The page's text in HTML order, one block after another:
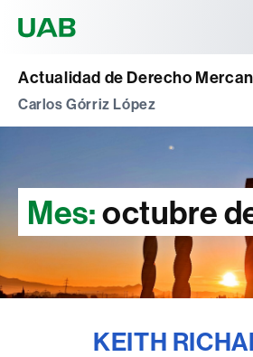
Actualidad de Derecho
Carlos Górriz López
Mes:octubre
KEITH